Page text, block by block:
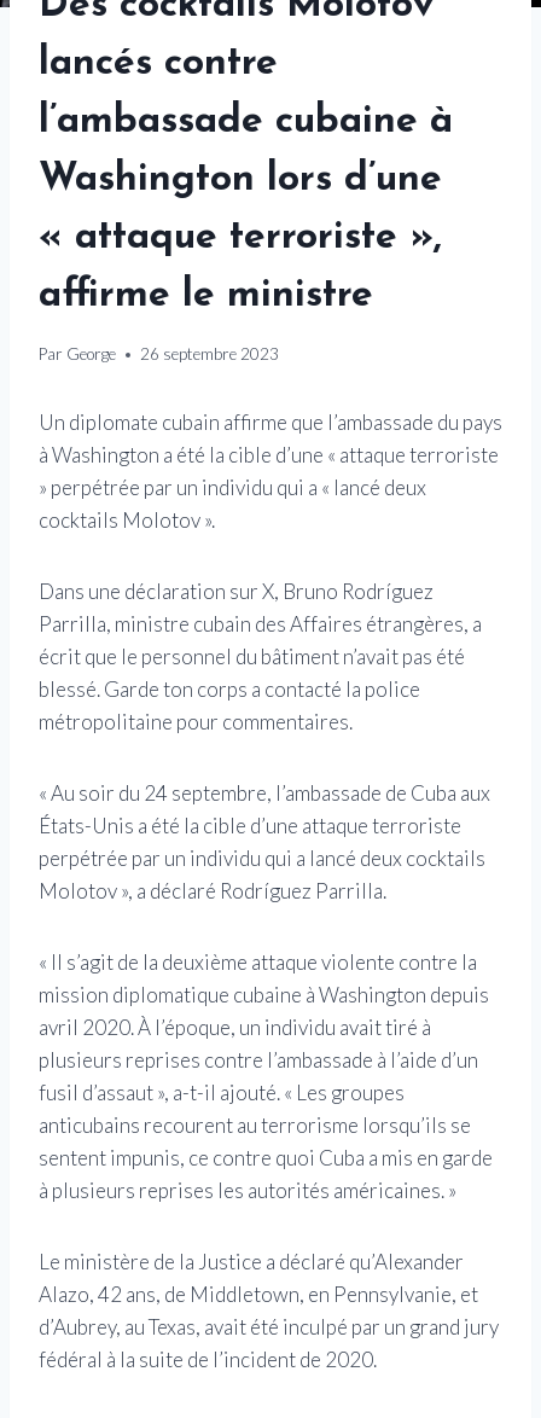
lancés contre
l’ambassade cubaine à
Washington lors d’une
« attaque terroriste »,
affirme le ministre
Par George 26 septembre 2023
Un diplomate cubain affirme que l’ambassade du pays
à Washington a été la cible d’une « attaque terroriste
» perpétrée par un individu qui a « lancé deux
cocktails Molotov ».
Dans une déclaration sur X, Bruno Rodríguez
Parrilla, ministre cubain des Affaires étrangères, a
écrit que le personnel du bâtiment n’avait pas été
blessé. Garde ton corps a contacté la police
métropolitaine pour commentaires.
« Au soir du 24 septembre, l’ambassade de Cuba aux
États-Unis a été la cible d’une attaque terroriste
perpétrée par un individu qui a lancé deux cocktails
Molotov », a déclaré Rodríguez Parrilla.
« Il s’agit de la deuxième attaque violente contre la
mission diplomatique cubaine à Washington depuis
avril 2020. À l’époque, un individu avait tiré à
plusieurs reprises contre l’ambassade à l’aide d’un
fusil d’assaut », a-t-il ajouté. « Les groupes
anticubains recourent au terrorisme lorsqu’ils se
sentent impunis, ce contre quoi Cuba a mis en garde
à plusieurs reprises les autorités américaines. »
Le ministère de la Justice a déclaré qu’Alexander
Alazo, 42 ans, de Middletown, en Pennsylvanie, et
d’Aubrey, au Texas, avait été inculpé par un grand jury
fédéral à la suite de l’incident de 2020.